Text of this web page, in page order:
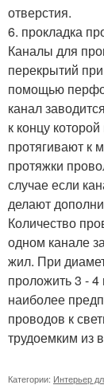
отверстия.
6. прокладка
Каналы для
перекрытий
помощью
канал
к концу
протягивают к
протяжки
случае если
делают
Количество
одном канале
жил. При
проложить 3 -
наиболее
проводов к
трудоемким из
Категории: Интерьер